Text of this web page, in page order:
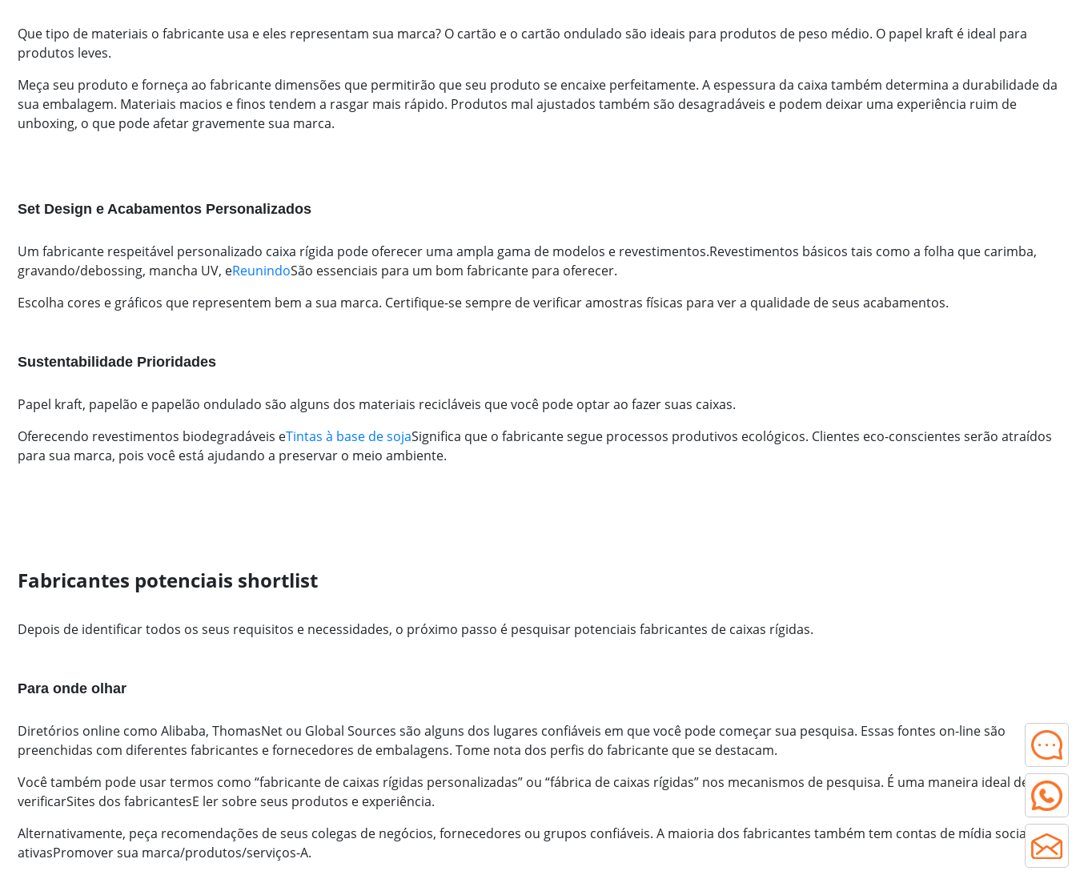
Que tipo de materiais o fabricante usa e eles representam sua marca? O cartão e o cartão ondulado são ideais para produtos de peso médio. O papel kraft é ideal para
produtos leves.
Meça seu produto e forneça ao fabricante dimensões que permitirão que seu produto se encaixe perfeitamente. A espessura da caixa também determina a durabilidade da
sua embalagem. Materiais macios e finos tendem a rasgar mais rápido. Produtos mal ajustados também são desagradáveis e podem deixar uma experiência ruim de
unboxing, o que pode afetar gravemente sua marca.
Set Design e Acabamentos Personalizados
Um fabricante respeitável personalizado caixa rígida pode oferecer uma ampla gama de modelos e revestimentos.Revestimentos básicos tais como a folha que carimba,
gravando/debossing, mancha UV, eReunindoSão essenciais para um bom fabricante para oferecer.
Escolha cores e gráficos que representem bem a sua marca. Certifique-se sempre de verificar amostras físicas para ver a qualidade de seus acabamentos.
Sustentabilidade Prioridades
Papel kraft, papelão e papelão ondulado são alguns dos materiais recicláveis que você pode optar ao fazer suas caixas.
Oferecendo revestimentos biodegradáveis eTintas à base de sojaSignifica que o fabricante segue processos produtivos ecológicos. Clientes eco-conscientes serão atraídos
para sua marca, pois você está ajudando a preservar o meio ambiente.
Fabricantes potenciais shortlist
Depois de identificar todos os seus requisitos e necessidades, o próximo passo é pesquisar potenciais fabricantes de caixas rígidas.
Para onde olhar
Diretórios online como Alibaba, ThomasNet ou Global Sources são alguns dos lugares confiáveis em que você pode começar sua pesquisa. Essas fontes on-line são
preenchidas com diferentes fabricantes e fornecedores de embalagens. Tome nota dos perfis do fabricante que se destacam.
Você também pode usar termos como “fabricante de caixas rígidas personalizadas” ou “fábrica de caixas rígidas” nos mecanismos de pesquisa. É uma maneira ideal de
verificarSites dos fabricantesE ler sobre seus produtos e experiência.
Alternativamente, peça recomendações de seus colegas de negócios, fornecedores ou grupos confiáveis. A maioria dos fabricantes também tem contas de mídia social
ativasPromover sua marca/produtos/serviços-A.